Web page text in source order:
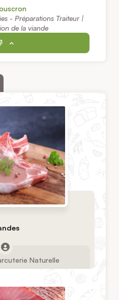
- Préparations Traiteur |
de la viande
Naturelle